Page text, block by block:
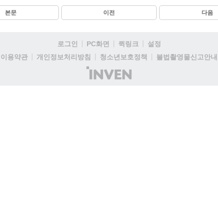
본문 이전 다음
로그인 PC화면 퀵링크
설정
이용약관
개인정보처리방침 청소년보호정책
불법촬영물신고안내
(주)
인